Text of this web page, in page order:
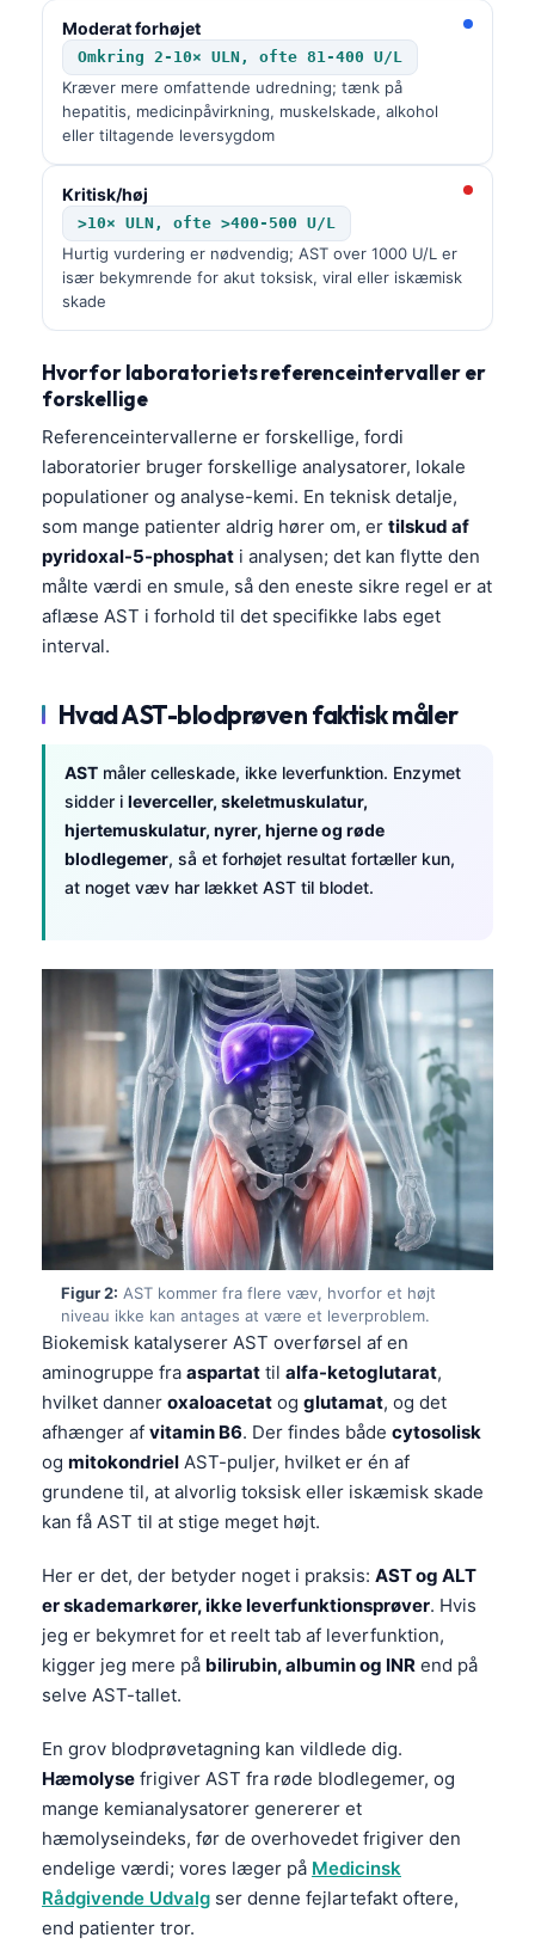
Moderat forhøjet
Omkring 2-10× ULN, ofte 81-400 U/L
Kræver mere omfattende udredning; tænk på
hepatitis, medicinpåvirkning, muskelskade, alkohol
eller tiltagende leversygdom
Kritisk/høj
>10× ULN, ofte >400-500 U/L
Hurtig vurdering er nødvendig; AST over 1000 U/L er
især bekymrende for akut toksisk, viral eller iskæmisk
skade
Hvorfor laboratoriets referenceintervaller er
forskellige
Referenceintervallerne er forskellige, fordi
laboratorier bruger forskellige analysatorer, lokale
populationer og analyse-kemi. En teknisk detalje,
som mange patienter aldrig hører om, er tilskud af
pyridoxal-5-phosphat i analysen; det kan flytte den
målte værdi en smule, så den eneste sikre regel er at
aflæse AST i forhold til det specifikke labs eget
interval.
Hvad AST-blodprøven faktisk måler
AST måler celleskade, ikke leverfunktion. Enzymet
sidder i leverceller, skeletmuskulatur,
hjertemuskulatur, nyrer, hjerne og røde
blodlegemer, så et forhøjet resultat fortæller kun,
at noget væv har lækket AST til blodet.
Figur 2: AST kommer fra flere væv, hvorfor et højt
niveau ikke kan antages at være et leverproblem.
Biokemisk katalyserer AST overførsel af en
aminogruppe fra aspartat til alfa-ketoglutarat,
hvilket danner oxaloacetat og glutamat, og det
afhænger af vitamin B6. Der findes både cytosolisk
og mitokondriel AST-puljer, hvilket er én af
grundene til, at alvorlig toksisk eller iskæmisk skade
kan få AST til at stige meget højt.
Her er det, der betyder noget i praksis: AST og ALT
er skademarkører, ikke leverfunktionsprøver. Hvis
jeg er bekymret for et reelt tab af leverfunktion,
kigger jeg mere på bilirubin, albumin og INR end på
selve AST-tallet.
En grov blodprøvetagning kan vildlede dig.
Hæmolyse frigiver AST fra røde blodlegemer, og
mange kemianalysatorer genererer et
hæmolyseindeks, før de overhovedet frigiver den
endelige værdi; vores læger på Medicinsk
Rådgivende Udvalg ser denne fejlartefakt oftere,
end patienter tror.